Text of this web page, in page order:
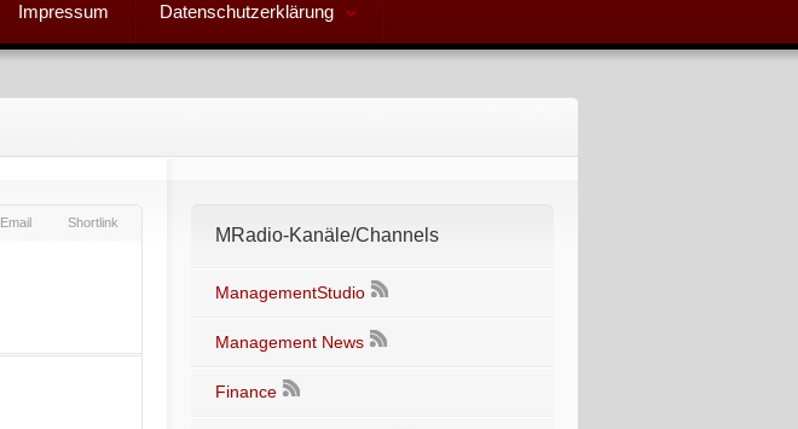
Impressum Datenschutzerklärung
Email Shortlink
MRadio-Kanäle/Channels
ManagementStudio
Management News
Finance